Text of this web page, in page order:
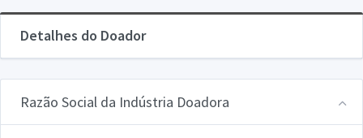
Detalhes do Doador
Razão Social da Indústria Doadora